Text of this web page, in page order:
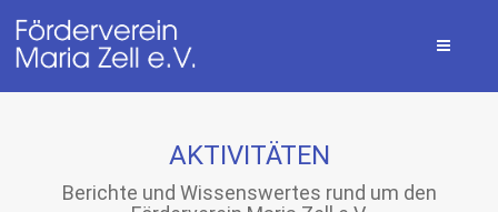
AKTIVITÄTEN
Berichte und Wissenswertes rund um den